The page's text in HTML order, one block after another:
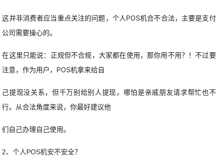
这并非消费者应当重点关注的问题，个人POS机合不合法，主要是支付
公司需要操心的。
在这里只能说：正规但不合规，大家都在使用，那你用不用？！不过要
注意，作为用户，POS机拿来给自
己提现没关系，但千万别给别人提现，哪怕是亲戚朋友请求帮忙也不
行。从合法角度来说，你最好建议他
们自己办理自己使用。
2、个人POS机安不安全？